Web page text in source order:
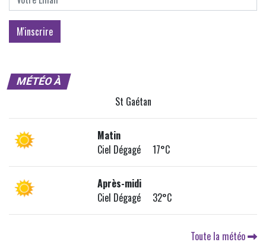
MÉTÉO À
St Gaétan
Matin
Ciel Dégagé 17°C
Après-midi
Ciel Dégagé 32°C
Toute la météo